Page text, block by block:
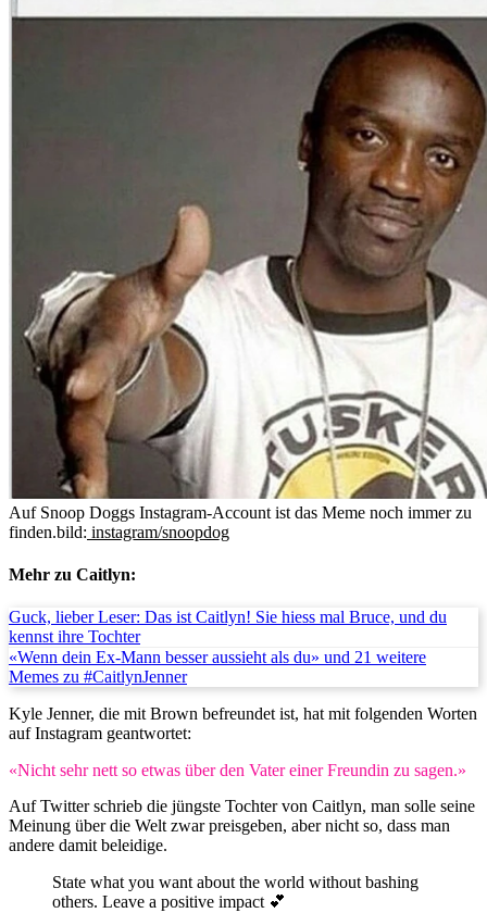
Auf Snoop Doggs Instagram-Account ist das Meme noch immer zu
finden.bild: instagram/snoopdog
Mehr zu Caitlyn:
Guck, lieber Leser: Das ist Caitlyn! Sie hiess mal Bruce, und du
kennst ihre Tochter
«Wenn dein Ex-Mann besser aussieht als du» und 21 weitere
Memes zu #CaitlynJenner
Kyle Jenner, die mit Brown befreundet ist, hat mit folgenden Worten
auf Instagram geantwortet:
«Nicht sehr nett so etwas über den Vater einer Freundin zu sagen.»
Auf Twitter schrieb die jüngste Tochter von Caitlyn, man solle seine
Meinung über die Welt zwar preisgeben, aber nicht so, dass man
andere damit beleidige.
State what you want about the world without bashing
others. Leave a positive impact 💕